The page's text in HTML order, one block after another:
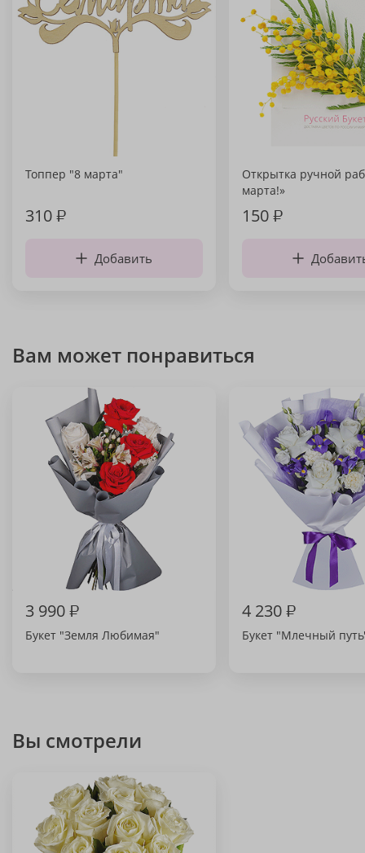
Топпер "8 марта"
310₽
Добавить
Открытка ручной
марта!»
150₽
Вам может понравиться
3 990₽
Букет "Земля Любимая"
4 230₽
Букет "Млечный
Вы смотрели